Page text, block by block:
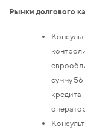
Рынки долгового
сумму